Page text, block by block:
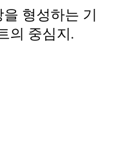
형성하는 기
의 중심지.